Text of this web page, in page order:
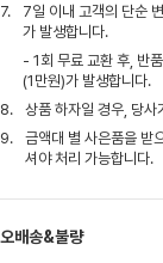
7.
7일 이내 고객의 단순
가 발생합니다.
- 1회 무료 교환 후, 반
(1만원)가 발생합니다.
8.
상품 하자일 경우, 당
9.
금액대 별 사은품을 받
셔야 처리 가능합니다.
오배송&불량